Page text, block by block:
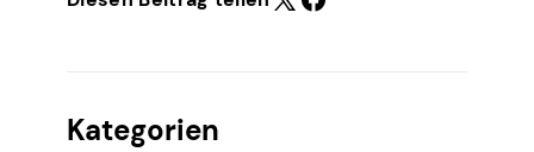
Kategorien